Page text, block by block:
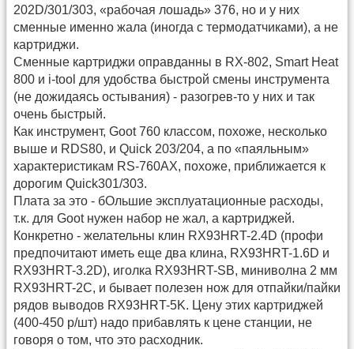
202D/301/303, «рабочая лошадь» 376, но и у них
сменные именно жала (иногда с термодатчиками), а не
картриджи.
Сменные картриджи оправданны в RX-802, Smart Heat
800 и i-tool для удобства быстрой смены инструмента
(не дожидаясь остывания) - разогрев-то у них и так
очень быстрый.
Как инструмент, Goot 760 классом, похоже, несколько
выше и RDS80, и Quick 203/204, а по «паяльным»
характеристикам RS-760AX, похоже, приближается к
дорогим Quick301/303.
Плата за это - бОльшие эксплуатационные расходы,
т.к. для Goot нужен набор не жал, а картриджей.
Конкретно - желательны клин RX93HRT-2.4D (профи
предпочитают иметь еще два клина, RX93HRT-1.6D и
RX93HRT-3.2D), иголка RX93HRT-SB, миниволна 2 мм
RX93HRT-2C, и бывает полезен нож для отпайки/пайки
рядов выводов RX93HRT-5K. Цену этих картриджей
(400-450 р/шт) надо прибавлять к цене станции, не
говоря о том, что это расходник.